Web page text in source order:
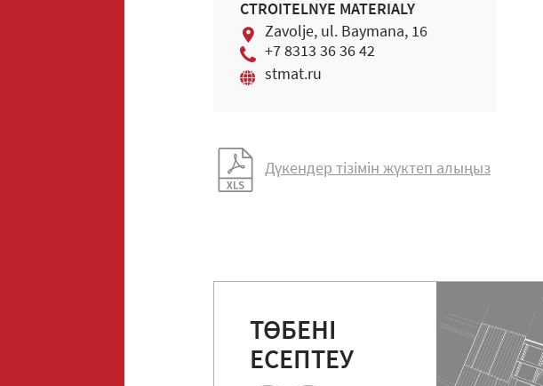
СTROITELNYE MATERIALY
Zavоlje, ul. Baymana, 16
+7 8313 36 36 42
stmat.ru
Дүкендер тізімін жүктеп алыңыз
ТӨБЕНІ
ЕСЕПТЕУ